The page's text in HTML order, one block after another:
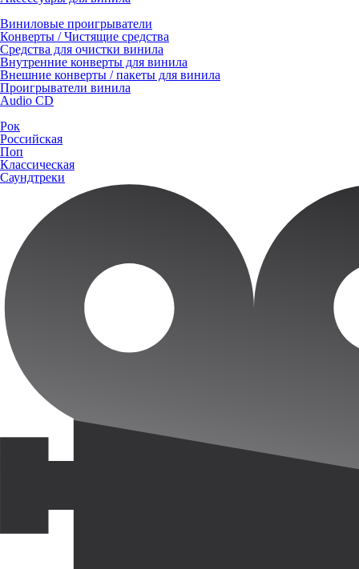
Виниловые проигрыватели
Конверты / Чистящие средства
Средства для очистки винила
Внутренние конверты для винила
Внешние конверты / пакеты для винила
Проигрыватели винила
Audio CD
Рок
Российская
Поп
Классическая
Саундтреки